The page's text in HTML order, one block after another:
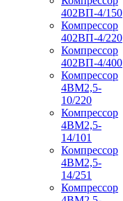
402ВП-4/150
Компрессор
402ВП-4/220
Компрессор
402ВП-4/400
Компрессор
4ВМ2,5-
10/220
Компрессор
4ВМ2,5-
14/101
Компрессор
4ВМ2,5-
14/251
Компрессор